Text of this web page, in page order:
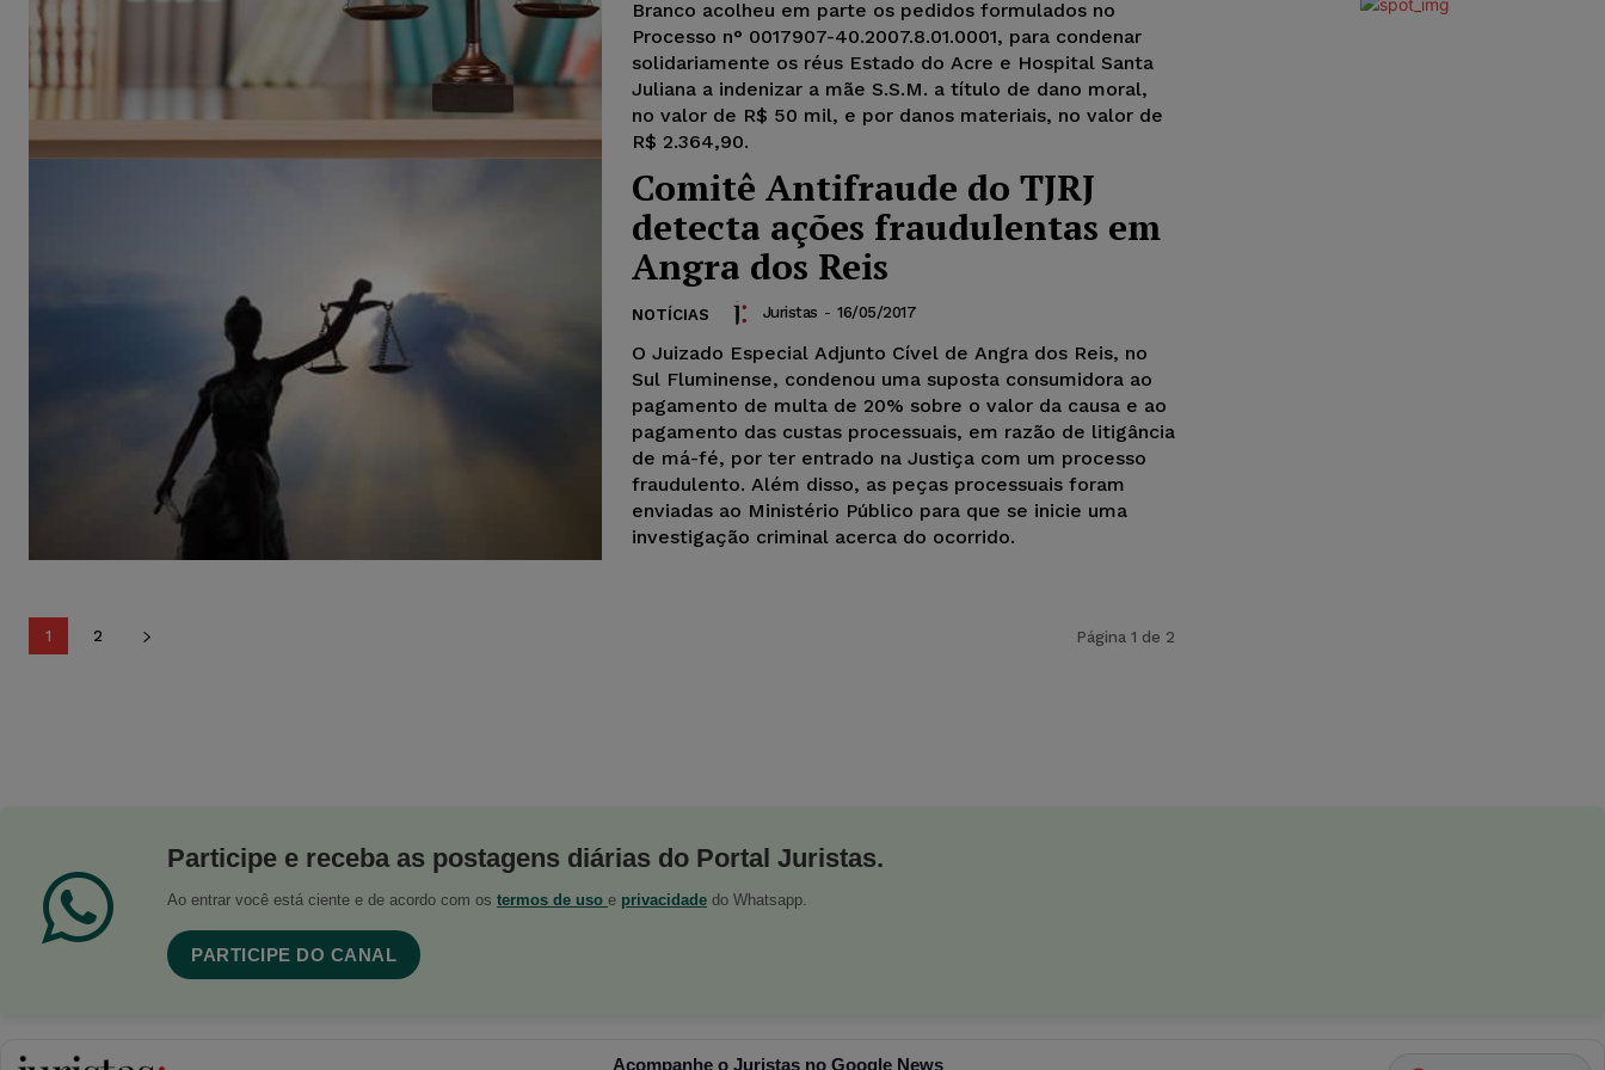
Branco acolheu em parte os pedidos formulados no
Processo n° 0017907-40.2007.8.01.0001, para condenar
solidariamente os réus Estado do Acre e Hospital Santa
Juliana a indenizar a mãe S.S.M. a título de dano moral,
no valor de R$ 50 mil, e por danos materiais, no valor de
R$ 2.364,90.
Comitê Antifraude do TJRJ
detecta ações fraudulentas em
Angra dos Reis
NOTÍCIAS Juristas - 16/05/2017
O Juizado Especial Adjunto Cível de Angra dos Reis, no
Sul Fluminense, condenou uma suposta consumidora ao
pagamento de multa de 20% sobre o valor da causa e ao
pagamento das custas processuais, em razão de litigância
de má-fé, por ter entrado na Justiça com um processo
fraudulento. Além disso, as peças processuais foram
enviadas ao Ministério Público para que se inicie uma
investigação criminal acerca do ocorrido.
1 2 Página 1 de 2
Participe e receba as postagens diárias do Portal Juristas.
Ao entrar você está ciente e de acordo com os termos de uso e privacidade do Whatsapp.
PARTICIPE DO CANAL
Acompanhe o Juristas no Google News